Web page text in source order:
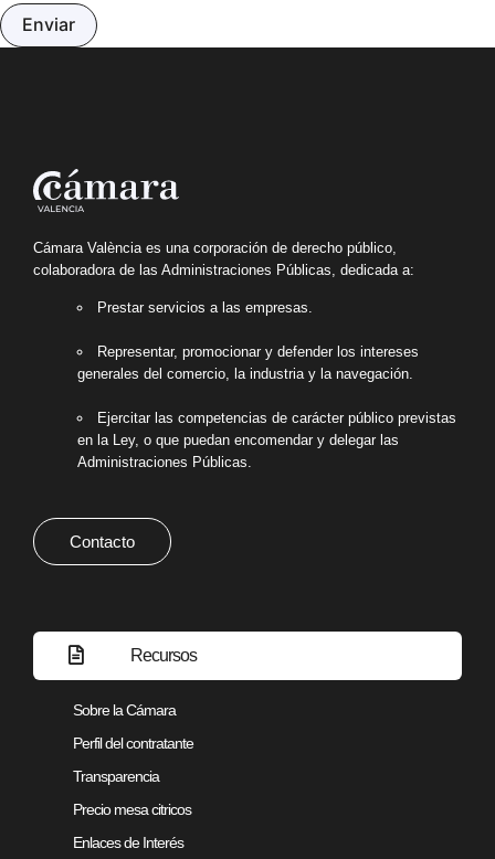
Cámara València es una corporación de derecho público,
colaboradora de las Administraciones Públicas, dedicada a:
Prestar servicios a las empresas.
Representar, promocionar y defender los intereses
generales del comercio, la industria y la navegación.
Ejercitar las competencias de carácter público previstas
en la Ley, o que puedan encomendar y delegar las
Administraciones Públicas.
Contacto
Recursos
Sobre la Cámara
Perfil del contratante
Transparencia
Precio mesa citricos
Enlaces de Interés